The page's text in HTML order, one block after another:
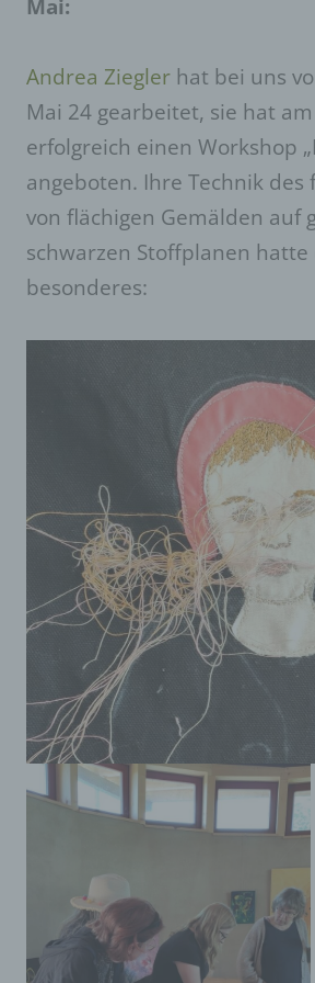
Mai:
Andrea Ziegler hat bei uns
Mai 24 gearbeitet, sie hat
erfolgreich einen Workshop
angeboten. Ihre Technik des
von flächigen Gemälden auf
schwarzen Stoffplanen hatte
besonderes:
Cookies / SessionStorage
LocalStorage
Die Internetseiten verwenden
genannte Cookies, LocalStorage
SessionStorage. Dies dient dazu,
nutzerfreundlicher, effektiver und
machen. Local Storage und
eine Technologie, mit welcher ihr
auf Ihrem Computer oder mobilen
abspeichert. Cookies sind
werden. Sie können die
LocalStorage und SessionStorage
entsprechende Einstellung in
Zahlreiche Internetseiten und
Cookies. Viele Cookies enthalten
Cookie-ID. Eine Cookie-ID ist eine
Kennung des Cookies. Sie
Zeichenfolge, durch welche
Server dem konkreten
werden können, in dem das
wurde. Dies ermöglicht es den
Internetseiten und Servern, den
Browser der betroffenen Person
Internetbrowsern, die andere
zu unterscheiden. Ein bestimmter
kann über die eindeutige Cookie-
und identifiziert werden.
Durch den Einsatz von Cookies
dieser Internetseite
bereitstellen, die ohne die Cookie-
Mittels eines Cookies können die
und Angebote auf unserer
des Benutzers optimiert werden.
ermöglichen uns, wie bereits
Benutzer unserer Internetseite